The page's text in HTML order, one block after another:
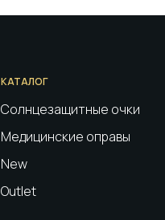
КАТАЛОГ
Солнцезащитные очки
Медицинские оправы
New
Outlet